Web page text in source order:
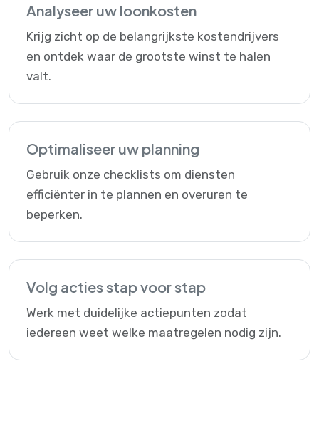
Analyseer uw loonkosten
Krijg zicht op de belangrijkste kostendrijvers
en ontdek waar de grootste winst te halen
valt.
Optimaliseer uw planning
Gebruik onze checklists om diensten
efficiënter in te plannen en overuren te
beperken.
Volg acties stap voor stap
Werk met duidelijke actiepunten zodat
iedereen weet welke maatregelen nodig zijn.